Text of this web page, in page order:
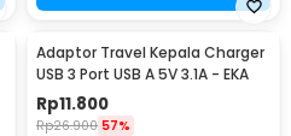
Adaptor Travel Kepala Charger
USB 3 Port USB A 5V 3.1A - EKA
Rp11.800
Rp26.900 57%